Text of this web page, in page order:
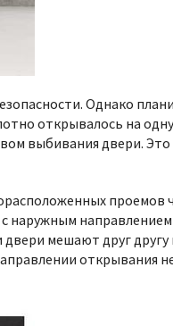
Однако
открывалось на одну
выбивания двери.
наружным
двери мешают друг
открывания